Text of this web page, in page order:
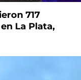
717
La Plata,